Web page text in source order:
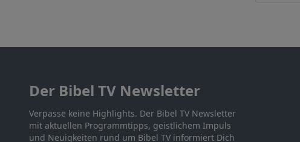
Der Bibel TV Newsletter
Verpasse keine Highlights. Der Bibel TV Newsletter
mit aktuellen Programmtipps, geistlichem Impuls
und Neuigkeiten rund um Bibel TV informiert Dich